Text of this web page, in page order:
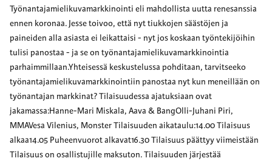
Työnantajamielikuvamarkkinointi eli mahdollista uutta renesanssia
ennen koronaa. Jesse toivoo, että nyt tiukkojen säästöjen ja
paineiden alla asiasta ei leikattaisi - nyt jos koskaan työntekijöihin
tulisi panostaa - ja se on työnantajamielikuvamarkkinointia
parhaimmillaan.Yhteisessä keskustelussa pohditaan, tarvitseeko
työnantajamielikuvamarkkinointiin panostaa nyt kun meneillään on
työnantajan markkinat? Tilaisuudessa ajatuksiaan ovat
jakamassa:Hanne-Mari Miskala, Aava & BangOlli-Juhani Piri,
MMAVesa Vilenius, Monster Tilaisuuden aikataulu:14.00 Tilaisuus
alkaa14.05 Puheenvuorot alkavat16.30 Tilaisuus päättyy viimeistään
Tilaisuus on osallistujille maksuton. Tilaisuuden järjestää